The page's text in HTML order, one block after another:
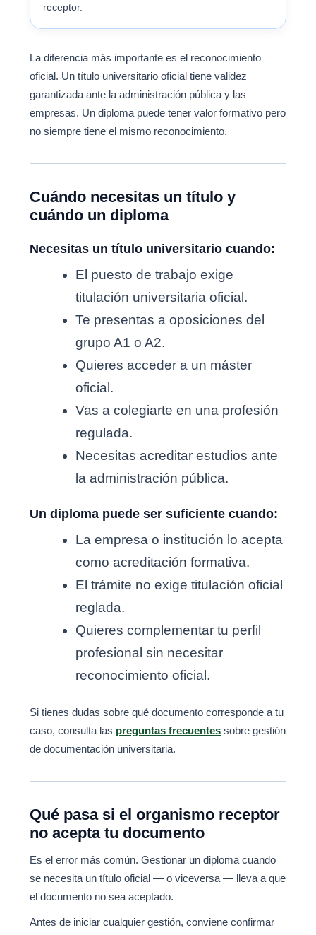
receptor.
La diferencia más importante es el reconocimiento
oficial. Un título universitario oficial tiene validez
garantizada ante la administración pública y las
empresas. Un diploma puede tener valor formativo pero
no siempre tiene el mismo reconocimiento.
Cuándo necesitas un título y
cuándo un diploma
Necesitas un título universitario cuando:
El puesto de trabajo exige
titulación universitaria oficial.
Te presentas a oposiciones del
grupo A1 o A2.
Quieres acceder a un máster
oficial.
Vas a colegiarte en una profesión
regulada.
Necesitas acreditar estudios ante
la administración pública.
Un diploma puede ser suficiente cuando:
La empresa o institución lo acepta
como acreditación formativa.
El trámite no exige titulación oficial
reglada.
Quieres complementar tu perfil
profesional sin necesitar
reconocimiento oficial.
Si tienes dudas sobre qué documento corresponde a tu
caso, consulta las preguntas frecuentes sobre gestión
de documentación universitaria.
Qué pasa si el organismo receptor
no acepta tu documento
Es el error más común. Gestionar un diploma cuando
se necesita un título oficial — o viceversa — lleva a que
el documento no sea aceptado.
Antes de iniciar cualquier gestión, conviene confirmar